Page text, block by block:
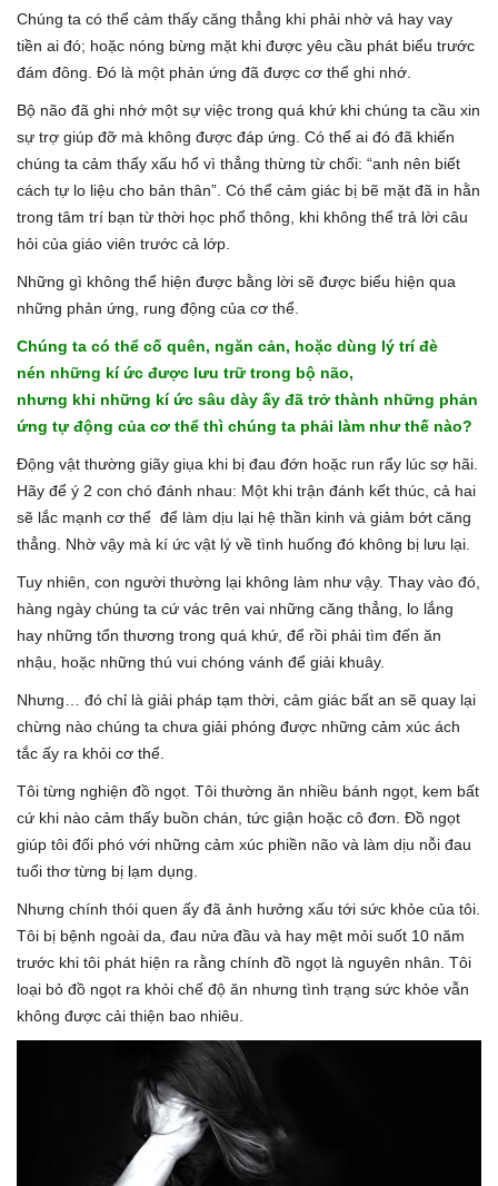
Chúng ta có thể cảm thấy căng thẳng khi phải nhờ vả hay vay
tiền ai đó; hoặc nóng bừng mặt khi được yêu cầu phát biểu trước
đám đông. Đó là một phản ứng đã được cơ thể ghi nhớ.
Bộ não đã ghi nhớ một sự việc trong quá khứ khi chúng ta cầu xin
sự trợ giúp đỡ mà không được đáp ứng. Có thể ai đó đã khiến
chúng ta cảm thấy xấu hổ vì thẳng thừng từ chối: “anh nên biết
cách tự lo liệu cho bản thân”. Có thể cảm giác bị bẽ mặt đã in hằn
trong tâm trí bạn từ thời học phổ thông, khi không thể trả lời câu
hỏi của giáo viên trước cả lớp.
Những gì không thể hiện được bằng lời sẽ được biểu hiện qua
những phản ứng, rung động của cơ thể.
Chúng ta có thể cố quên, ngăn cản, hoặc dùng lý trí đè
nén những kí ức được lưu trữ trong bộ não,
nhưng khi những kí ức sâu dày ấy đã trở thành những phản
ứng tự động của cơ thể thì chúng ta phải làm như thế nào?
Động vật thường giãy giụa khi bị đau đớn hoặc run rẩy lúc sợ hãi.
Hãy để ý 2 con chó đánh nhau: Một khi trận đánh kết thúc, cả hai
sẽ lắc mạnh cơ thể để làm dịu lại hệ thần kinh và giảm bớt căng
thẳng. Nhờ vậy mà kí ức vật lý về tình huống đó không bị lưu lại.
Tuy nhiên, con người thường lại không làm như vậy. Thay vào đó,
hàng ngày chúng ta cứ vác trên vai những căng thẳng, lo lắng
hay những tổn thương trong quá khứ, để rồi phải tìm đến ăn
nhậu, hoặc những thú vui chóng vánh để giải khuây.
Nhưng… đó chỉ là giải pháp tạm thời, cảm giác bất an sẽ quay lại
chừng nào chúng ta chưa giải phóng được những cảm xúc ách
tắc ấy ra khỏi cơ thể.
Tôi từng nghiện đồ ngọt. Tôi thường ăn nhiều bánh ngọt, kem bất
cứ khi nào cảm thấy buồn chán, tức giận hoặc cô đơn. Đồ ngọt
giúp tôi đối phó với những cảm xúc phiền não và làm dịu nỗi đau
tuổi thơ từng bị lạm dụng.
Nhưng chính thói quen ấy đã ảnh hưởng xấu tới sức khỏe của tôi.
Tôi bị bệnh ngoài da, đau nửa đầu và hay mệt mỏi suốt 10 năm
trước khi tôi phát hiện ra rằng chính đồ ngọt là nguyên nhân. Tôi
loại bỏ đồ ngọt ra khỏi chế độ ăn nhưng tình trạng sức khỏe vẫn
không được cải thiện bao nhiêu.